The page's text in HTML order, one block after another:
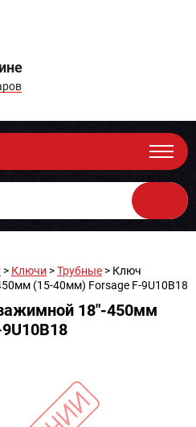
> Ключи >Трубные > Ключ
(15-40мм) Forsage F-9U10B18
18"-450мм